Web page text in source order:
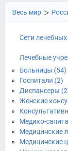
Весь мир ▷
Сети
Лечебные
Больницы (54)
Госпитали (2)
Диспансеры
Женские
Медико-
Медицинские
Медицинские